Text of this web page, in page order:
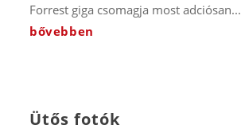
Forrest giga csomagja most adciósan...
bővebben
Ütős fotók